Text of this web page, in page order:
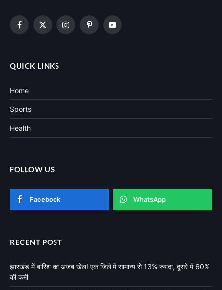
Facebook
X
InstagramPinterestYouTube
QUICK LINKS
Home
Sports
Health
FOLLOW US
Facebook WhatsApp
RECENT POST
झारखंड में बारिश का अजब खेल! एक जिले में सामान्य से 13% ज्यादा, दूसरे में 60%
की कमी